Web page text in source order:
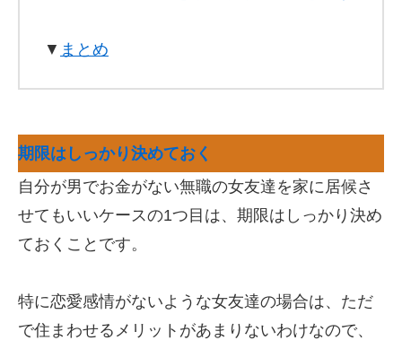
▼ まとめ
期限はしっかり決めておく
自分が男でお金がない無職の女友達を家に居候さ
せてもいいケースの1つ目は、期限はしっかり決め
ておくことです。
特に恋愛感情がないような女友達の場合は、ただ
で住まわせるメリットがあまりないわけなので、